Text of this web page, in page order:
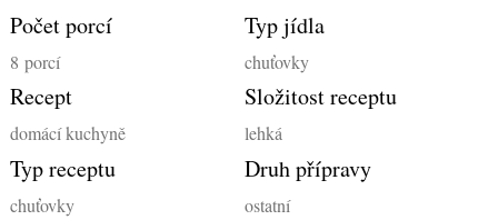
Počet porcí
8 porcí
Typ jídla
chuťovky
Recept
domácí kuchyně
Složitost receptu
lehká
Typ receptu
chuťovky
Druh přípravy
ostatní